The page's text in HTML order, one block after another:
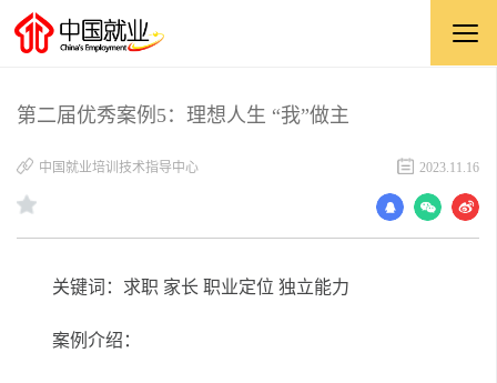
第二届优秀案例5：理想人生 “我”做主
​中国就业培训技术指导中心 2023.11.16
关键词：求职 家长 职业定位 独立能力
案例介绍：